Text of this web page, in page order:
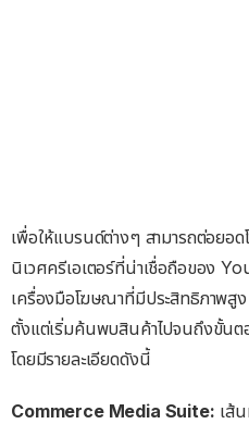
เพื่อให้แบรนด์ต่างๆ สามารถต่อยอ
นิเวศครีเอเตอร์ที่น่าเชื่อถือของ
เครื่องมือโฆษณาที่มีประสิทธิภาพสู
ตั้งแต่เริ่มค้นพบสินค้าไปจนถึงขั้นตอ
โดยมีรายละเอียดดังนี้
Commerce Media Suite: เส้